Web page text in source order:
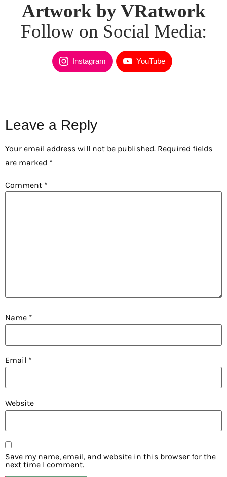
Artwork by VRatwork
Follow on Social Media:
Instagram YouTube
Leave a Reply
Your email address will not be published. Required fields
are marked *
Comment *
Name *
Email *
Website
Save my name, email, and website in this browser for the
next time I comment.